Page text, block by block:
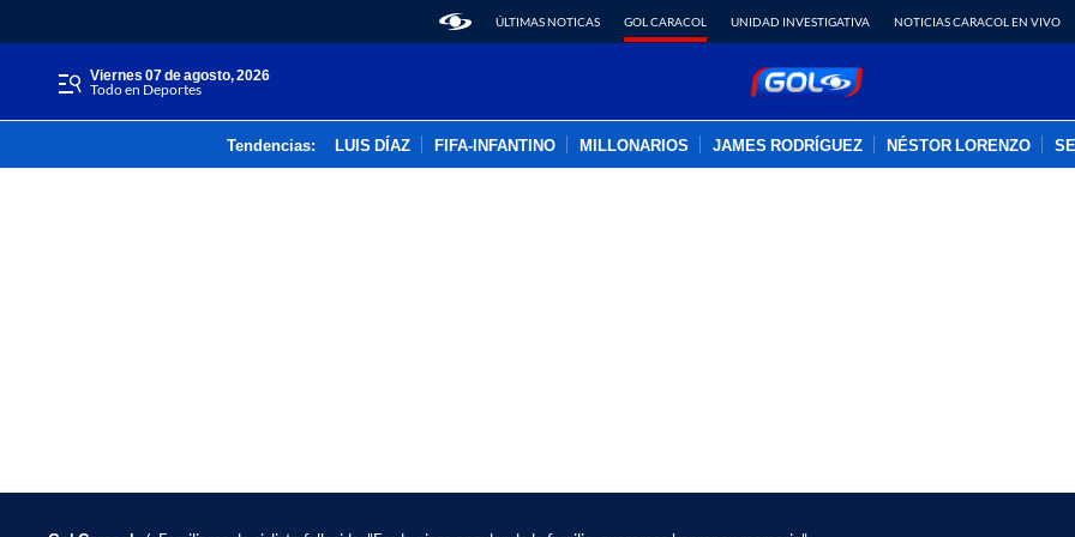
ÚLTIMAS NOTICAS GOL CARACOL UNIDAD INVESTIGATIVA NOTICIAS CARACOL EN VIVO
viernes 07 de agosto, 2026
Todo en Deportes
Tendencias: LUIS DÍAZ FIFA-INFANTINO MILLONARIOS JAMES RODRÍGUEZ NÉSTOR LORENZO